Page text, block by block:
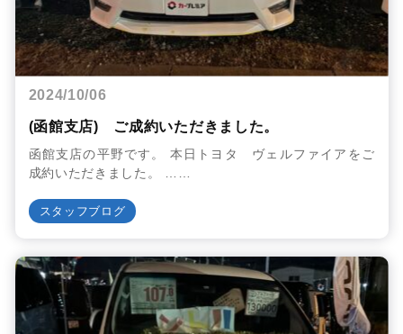
2024/10/06
(函館支店) ご成約いただきました。
函館支店の平野です。 本日トヨタ ヴェルファイアをご
成約いただきました。 ……
スタッフブログ